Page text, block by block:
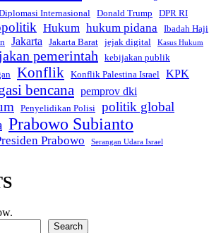
Internasional Donald Trump
DPR RI
Hukum hukum pidana Ibadah Haji
Jakarta Jakarta Barat jejak digital
Kasus Hukum
pemerintah
kebijakan publik
Konflik Konflik Palestina Israel KPK
bencana pemprov dki
Penyelidikan Polisi politik global
Prabowo Subianto
Prabowo Serangan Udara Israel
Search